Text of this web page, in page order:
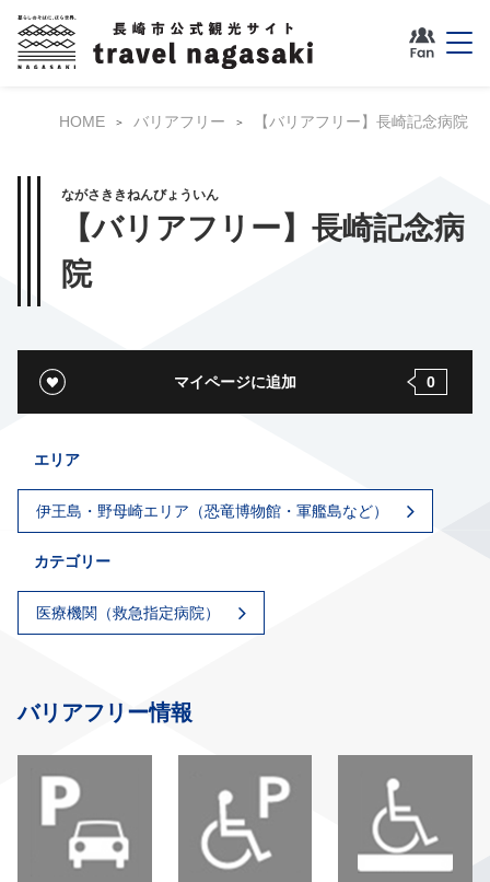
HOME バリアフリー 【バリアフリー】長崎記念病院
ながさききねんびょういん
【バリアフリー】長崎記念病
院
マイページに追加 0
エリア
伊王島・野母崎エリア（恐竜博物館・軍艦島など）
カテゴリー
医療機関（救急指定病院）
バリアフリー情報